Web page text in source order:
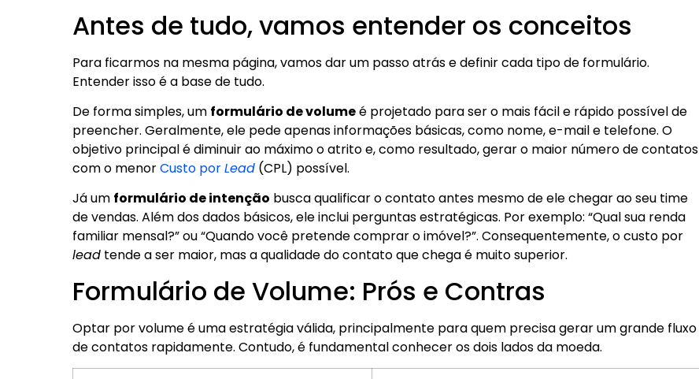
Antes de tudo, vamos entender os conceitos
Para ficarmos na mesma página, vamos dar um passo atrás e definir cada tipo de formulário.
Entender isso é a base de tudo.
De forma simples, um formulário de volumeé projetado para ser o mais fácil e rápido possível de
preencher. Geralmente, ele pede apenas informações básicas, como nome, e-mail e telefone. O
objetivo principal é diminuir ao máximo o atrito e, como resultado, gerar o maior número de contatos
com o menorCusto porLead (CPL) possível.
Já um formulário de intenção busca qualificar o contato antes mesmo de ele chegar ao seu time
de vendas. Além dos dados básicos, ele inclui perguntas estratégicas. Por exemplo: “Qual sua renda
familiar mensal?” ou “Quando você pretende comprar o imóvel?”. Consequentemente, o custo por
lead tende a ser maior, mas a qualidade do contato que chega é muito superior.
Formulário de Volume: Prós e Contras
Optar por volume é uma estratégia válida, principalmente para quem precisa gerar um grande fluxo
de contatos rapidamente. Contudo, é fundamental conhecer os dois lados da moeda.